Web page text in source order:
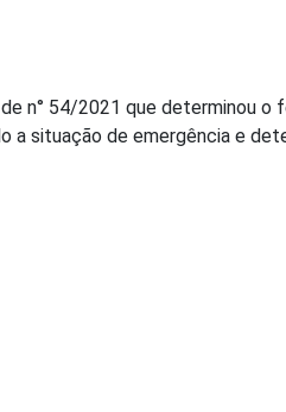
n° 54/2021 que determinou o
a situação de emergência e